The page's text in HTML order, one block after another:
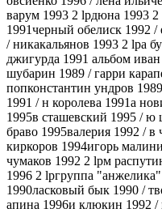
варум 1993 2 lрдюна 1993
1991черный обелиск 1992
/ никакальянов 1993 2 lра
джигурда 1991 альбом
шубарин 1989 / гарри
попконстантин ундров
1991 / н королева 1991а
1995в сташевский 1995 / ю
браво 1995валерия 1992 /
киркоров 1994игорь
чумаков 1992 2 lрм
1996 2 lргруппа
1990ласковый бык 1990 /
апина 1996и клюкин 1992 /